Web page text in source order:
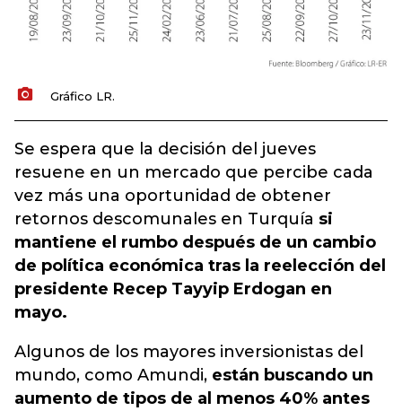
Gráfico LR.
Se espera que la decisión del jueves
resuene en un mercado que percibe cada
vez más una oportunidad de obtener
retornos descomunales en Turquía si
mantiene el rumbo después de un cambio
de política económica tras la reelección del
presidente Recep Tayyip Erdogan en
mayo.
Algunos de los mayores inversionistas del
mundo, como Amundi, están buscando un
aumento de tipos de al menos 40% antes